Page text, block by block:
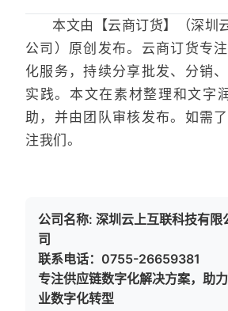
本文由【云商订货】（深圳
公司）原创发布。云商订货专
化服务，持续分享批发、分销
实践。本文在素材整理和文字
助，并由团队审核发布。如需
注我们。
公司名称: 深圳云上互联科技有限
司
联系电话：0755-26659381
专注供应链数字化解决方案，助
业数字化转型